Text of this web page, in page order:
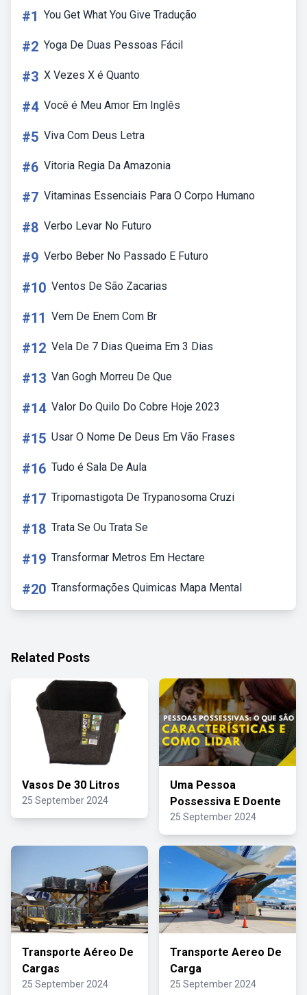
#1 You Get What You Give Tradução
#2 Yoga De Duas Pessoas Fácil
#3 X Vezes X é Quanto
#4 Você é Meu Amor Em Inglês
#5 Viva Com Deus Letra
#6 Vitoria Regia Da Amazonia
#7 Vitaminas Essenciais Para O Corpo Humano
#8 Verbo Levar No Futuro
#9 Verbo Beber No Passado E Futuro
#10 Ventos De São Zacarias
#11 Vem De Enem Com Br
#12 Vela De 7 Dias Queima Em 3 Dias
#13 Van Gogh Morreu De Que
#14 Valor Do Quilo Do Cobre Hoje 2023
#15 Usar O Nome De Deus Em Vão Frases
#16 Tudo é Sala De Aula
#17 Tripomastigota De Trypanosoma Cruzi
#18 Trata Se Ou Trata Se
#19 Transformar Metros Em Hectare
#20 Transformações Quimicas Mapa Mental
Related Posts
Vasos De 30 Litros
25 September 2024
Uma Pessoa
Possessiva E Doente
25 September 2024
Transporte Aéreo De
Cargas
25 September 2024
Transporte Aereo De
Carga
25 September 2024